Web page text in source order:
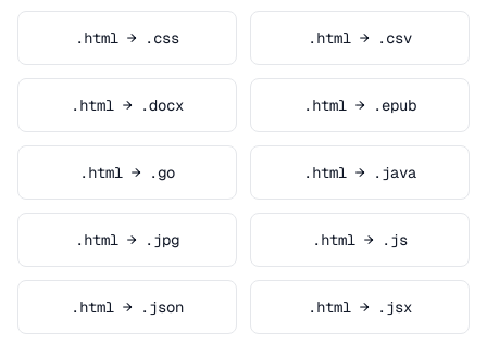
.html → .css .html → .csv
.html → .docx .html → .epub
.html → .go .html → .java
.html → .jpg .html → .js
.html → .json .html → .jsx